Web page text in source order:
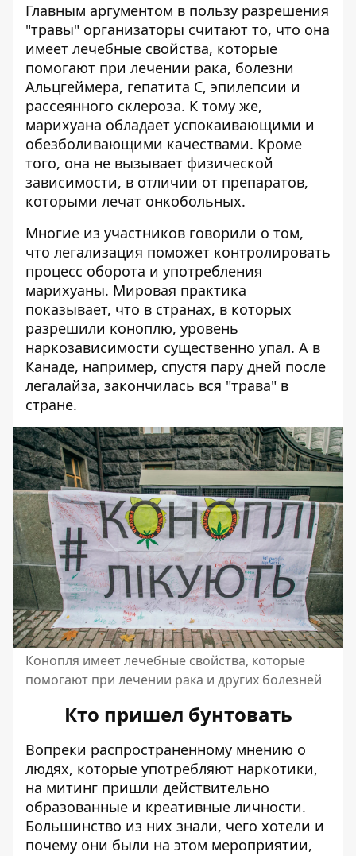
Главным аргументом в пользу разрешения
"травы" организаторы считают то, что она
имеет лечебные свойства, которые
помогают при лечении рака, болезни
Альцгеймера, гепатита С, эпилепсии и
рассеянного склероза. К тому же,
марихуана обладает успокаивающими и
обезболивающими качествами. Кроме
того, она не вызывает физической
зависимости, в отличии от препаратов,
которыми лечат онкобольных.
Многие из участников говорили о том,
что легализация поможет контролировать
процесс оборота и употребления
марихуаны. Мировая практика
показывает, что в странах, в которых
разрешили коноплю, уровень
наркозависимости существенно упал. А в
Канаде, например, спустя пару дней после
легалайза, закончилась вся "трава" в
стране.
Конопля имеет лечебные свойства, которые
помогают при лечении рака и других болезней
Кто пришел бунтовать
Вопреки распространенному мнению о
людях, которые употребляют наркотики,
на митинг пришли действительно
образованные и креативные личности.
Большинство из них знали, чего хотели и
почему они были на этом мероприятии,